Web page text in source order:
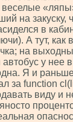
веселые
на закуску,
в
А тут, как
на
у нее
Я и
за funсtiоn
виду и